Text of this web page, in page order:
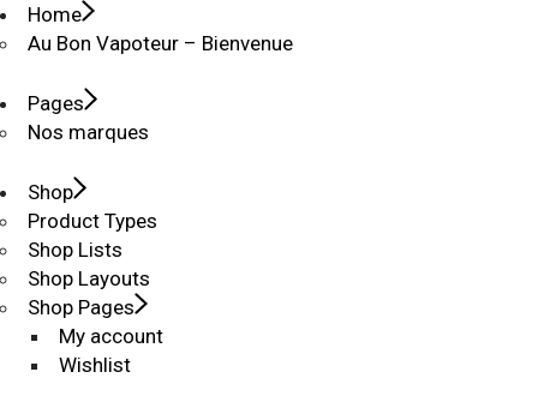
Home
Au Bon Vapoteur – Bienvenue
Pages
Nos marques
Shop
Product Types
Shop Lists
Shop Layouts
Shop Pages
My account
Wishlist